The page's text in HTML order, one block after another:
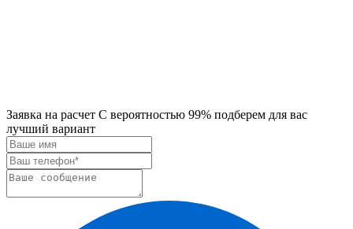
Заявка на расчет С вероятностью 99% подберем для вас
лучший вариант